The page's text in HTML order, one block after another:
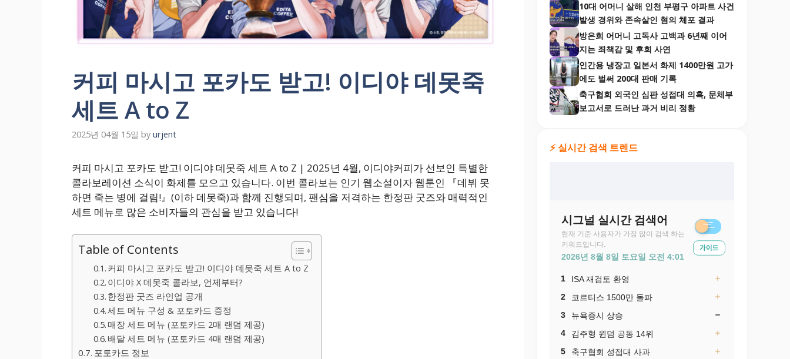
커피 마시고 포카도 받고! 이디야 데못죽
세트 A to Z
2025년 04월 15일 by urjent
커피 마시고 포카도 받고! 이디야 데못죽 세트 A to Z | 2025년 4월, 이디야커피가 선보인 특별한
콜라보레이션 소식이 화제를 모으고 있습니다. 이번 콜라보는 인기 웹소설이자 웹툰인 『데뷔 못
하면 죽는 병에 걸림!』(이하 데못죽)과 함께 진행되며, 팬심을 저격하는 한정판 굿즈와 매력적인
세트 메뉴로 많은 소비자들의 관심을 받고 있습니다!
Table of Contents
커피 마시고 포카도 받고! 이디야 데못죽 세트 A to Z
이디야 X 데못죽 콜라보, 언제부터?
한정판 굿즈 라인업 공개
세트 메뉴 구성 & 포토카드 증정
매장 세트 메뉴 (포토카드 2매 랜덤 제공)
배달 세트 메뉴 (포토카드 4매 랜덤 제공)
포토카드 정보
10대 어머니 살해 인천 부평구 아파트 사건
발생 경위와 존속살인 혐의 체포 결과
방은희 어머니 고독사 고백과 6년째 이어
지는 죄책감 및 후회 사연
인간용 냉장고 일본서 화제 1400만원 고가
에도 벌써 200대 판매 기록
축구협회 외국인 심판 성접대 의혹, 문체부
보고서로 드러난 과거 비리 정황
⚡ 실시간 검색 트렌드